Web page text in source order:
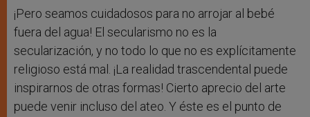
¡Pero seamos cuidadosos para no arrojar al bebé
fuera del agua! El secularismo no es la
secularización, y no todo lo que no es explícitamente
religioso está mal. ¡La realidad trascendental puede
inspirarnos de otras formas! Cierto aprecio del arte
puede venir incluso del ateo. Y éste es el punto de